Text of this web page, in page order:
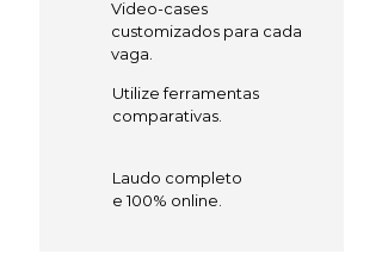
Video-cases
customizados para cada
vaga.
Utilize ferramentas
comparativas.
Laudo completo
e 100% online.